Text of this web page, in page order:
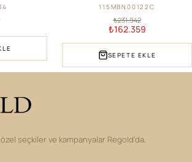
115MBN00122C
₺231.942
₺162.359
SEPETE EKLE
seçkiler ve kampanyalar Regold'da.